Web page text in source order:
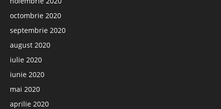
octombrie 2020
septembrie 2020
august 2020
iulie 2020
iunie 2020
mai 2020
aprilie 2020